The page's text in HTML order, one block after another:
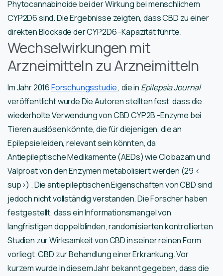
Phytocannabinoide bei der Wirkung bei menschlichem
CYP2D6 sind. Die Ergebnisse zeigten, dass CBD zu einer
direkten Blockade der CYP2D6 -Kapazität führte.
Wechselwirkungen mit
Arzneimitteln zu Arzneimitteln
Im Jahr 2016Forschungsstudie, die in Epilepsia Journal
veröffentlicht wurde Die Autoren stellten fest, dass die
wiederholte Verwendung von CBD CYP2B -Enzyme bei
Tieren auslösen könnte, die für diejenigen, die an
Epilepsie leiden, relevant sein könnten, da
Antiepileptische Medikamente (AEDs) wie Clobazam und
Valproat von den Enzymen metabolisiert werden (29 <
sup>) . Die antiepileptischen Eigenschaften von CBD sind
jedoch nicht vollständig verstanden. Die Forscher haben
festgestellt, dass ein Informationsmangel von
langfristigen doppelblinden, randomisierten kontrollierten
Studien zur Wirksamkeit von CBD in seiner reinen Form
vorliegt. CBD zur Behandlung einer Erkrankung. Vor
kurzem wurde in diesem Jahr bekannt gegeben, dass die